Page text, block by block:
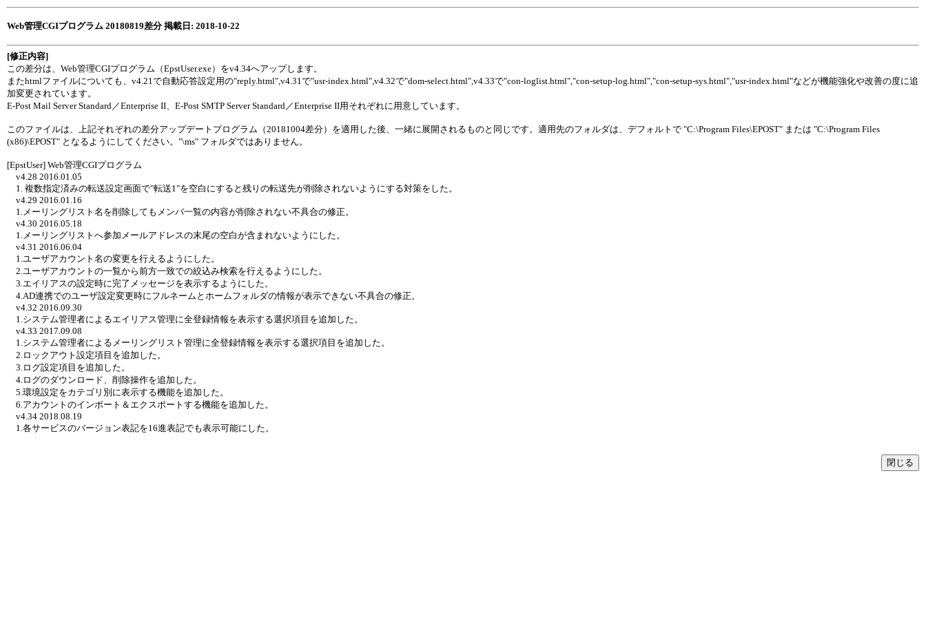
Web管理CGIプログラム 20180819差分 掲載日: 2018-10-22
[修正内容]
この差分は、Web管理CGIプログラム（EpstUser.exe）をv4.34へアップします。
またhtmlファイルについても、v4.21で自動応答設定用の"reply.html",v4.31で"usr-index.html",v4.32で"dom-select.html",v4.33で"con-loglist.html","con-setup-log.html","con-setup-sys.html","usr-index.html"などが機能強化や改善の度に追
加変更されています。
E-Post Mail Server Standard／Enterprise II、E-Post SMTP Server Standard／Enterprise II用それぞれに用意しています。
このファイルは、上記それぞれの差分アップデートプログラム（20181004差分）を適用した後、一緒に展開されるものと同じです。適用先のフォルダは、デフォルトで "C:\Program Files\EPOST" または "C:\Program Files
(x86)\EPOST" となるようにしてください。"\ms" フォルダではありません。
[EpstUser] Web管理CGIプログラム
v4.28 2016.01.05
1. 複数指定済みの転送設定画面で"転送1"を空白にすると残りの転送先が削除されないようにする対策をした。
v4.29 2016.01.16
1.メーリングリスト名を削除してもメンバ一覧の内容が削除されない不具合の修正。
v4.30 2016.05.18
1.メーリングリストへ参加メールアドレスの末尾の空白が含まれないようにした。
v4.31 2016.06.04
1.ユーザアカウント名の変更を行えるようにした。
2.ユーザアカウントの一覧から前方一致での絞込み検索を行えるようにした。
3.エイリアスの設定時に完了メッセージを表示するようにした。
4.AD連携でのユーザ設定変更時にフルネームとホームフォルダの情報が表示できない不具合の修正。
v4.32 2016.09.30
1.システム管理者によるエイリアス管理に全登録情報を表示する選択項目を追加した。
v4.33 2017.09.08
1.システム管理者によるメーリングリスト管理に全登録情報を表示する選択項目を追加した。
2.ロックアウト設定項目を追加した。
3.ログ設定項目を追加した。
4.ログのダウンロード、削除操作を追加した。
5.環境設定をカテゴリ別に表示する機能を追加した。
6.アカウントのインポート＆エクスポートする機能を追加した。
v4.34 2018.08.19
1.各サービスのバージョン表記を16進表記でも表示可能にした。